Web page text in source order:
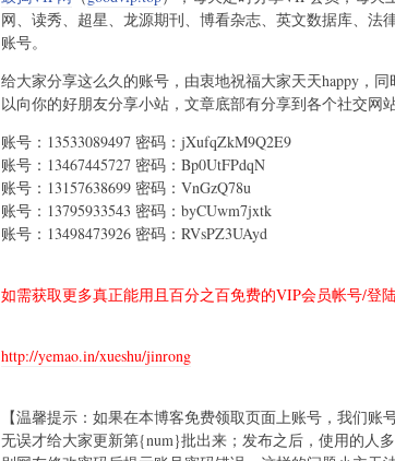
网、读秀、超星、龙源期刊、博看杂志、英文数据库、法
账号。
给大家分享这么久的账号，由衷地祝福大家天天happy，
以向你的好朋友分享小站，文章底部有分享到各个社交网
账号：13533089497 密码：jXufqZkM9Q2E9
账号：13467445727 密码：Bp0UtFPdqN
账号：13157638699 密码：VnGzQ78u
账号：13795933543 密码：byCUwm7jxtk
账号：13498473926 密码：RVsPZ3UAyd
如需获取更多真正能用且百分之百免费的VIP会员帐号/登
http://yemao.in/xueshu/jinrong
【温馨提示：如果在本博客免费领取页面上账号，我们
无误才给大家更新第{num}批出来；发布之后，使用的人